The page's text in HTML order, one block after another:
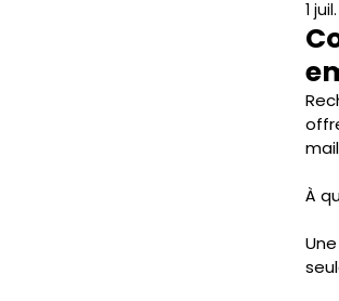
1 juil.
À